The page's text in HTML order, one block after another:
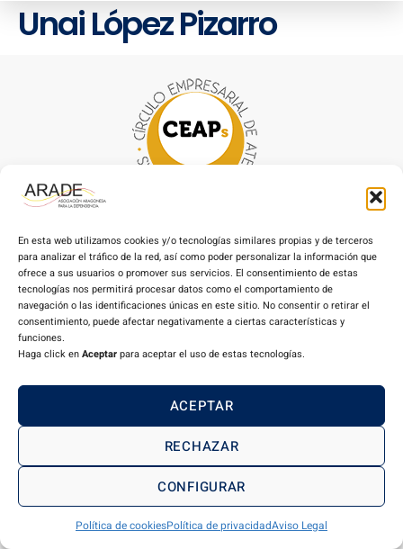
En esta web utilizamos cookies y/o tecnologías similares propias y de terceros
para analizar el tráfico de la red, así como poder personalizar la información que
ofrece a sus usuarios o promover sus servicios. El consentimiento de estas
tecnologías nos permitirá procesar datos como el comportamiento de
navegación o las identificaciones únicas en este sitio. No consentir o retirar el
consentimiento, puede afectar negativamente a ciertas características y
funciones.
Haga click enAceptarpara aceptar el uso de estas tecnologías.
ACEPTAR
RECHAZAR
CONFIGURAR
Política de cookiesPolítica de privacidadAviso Legal
Unai López Pizarro
Aviso Legal Política de privacidadPolítica de cookiesDeclaración de accesibilidad
Miembro de CEAPs:
Desarrollo hecho con
porOrix diseño web